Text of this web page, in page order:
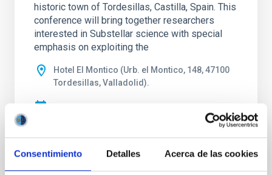
Consentimiento Detalles Acerca de las cookies
historic town of Tordesillas, Castilla, Spain. This
conference will bring together researchers
interested in Substellar science with special
emphasis on exploiting the
Hotel El Montico (Urb. el Montico, 148, 47100
Tordesillas, Valladolid).